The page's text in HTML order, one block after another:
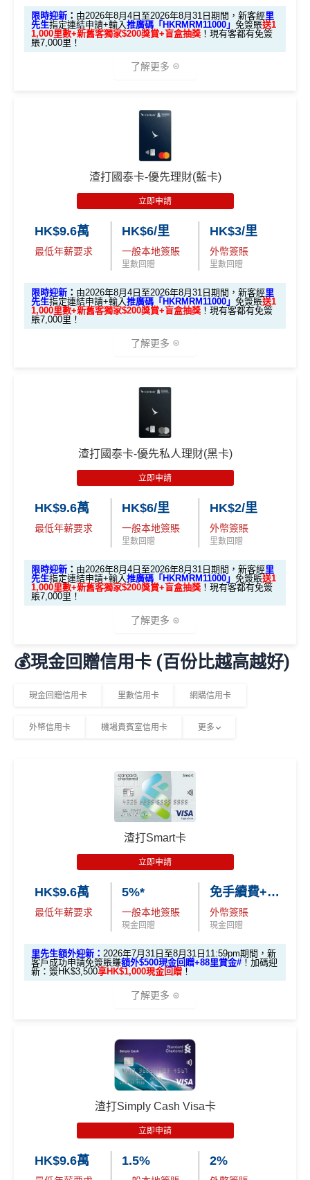
限時迎新 ： 由2026年8月4日至2026年8月31日期間，新客經里
先生指定連結申請+輸入 推廣碼「HKRMRM11000」 免簽賬送1
1,000里數+新舊客獨家$200獎賞+盲盒抽獎 ！現有客都有免簽
賬7,000里！
了解更多
客戶迎新
優惠期：2026年8月4日至2026年8月31日
✅經里先生指定連結+輸入里先生推廣碼「HKRMRM1
申請渣打國泰Mastercard：
MrMiles.hk/cathay-
card-apply，成功批卡後，新客免簽賬先送11,000里數
❗️
里先生推廣碼： HKRMRM11000 複製
✅申請完填
里賞金@❗️【由里先生派出】
里)
基本里數同埋近新里數存入時間有啲唔同，詳情睇返
Asia Miles迎新
額外里數將會於信用卡獲發出後5個月內加入指定的國
國泰新會員登記：MrMiles.hk/new-am（做咗會員先申
請到渣打國泰卡）
現有客戶：
渣打信用卡現有客戶**一定要經里先生指定連結+輸入
ercard：MrMiles.hk/cathay-card-apply
C. 《超級10周年限定版》盲盒：
🎁不論全新信用卡客戶*定現有信用卡客戶**推廣期內成功
於10月11日或之前獲批卡更保證100%有獎！盲盒獎賞超
豐富，有過萬份獎品、 合共3,000萬里數等你抽：
✈️ 1,000,000里數大獎 (夠換4張歐洲商務艙 及 4張日本
商務艙來回機票^^)；
🍎 超過HK$200萬Apple Gift Card (面值 HK$10,000/ H
K$5,000/ HK$2,000)；
🧳 國泰 x Samsonite 20吋限量版行李箱；
🍽️ LUBUDS 3個月會籍及價值HK$1,000現金券；
「盲盒」推廣期：2026年7月31日至9月20日 抽獎詳情：
www.sc.com/hk/cxluckydrawr3
條款細則：
om/hk/content/docs/hk-cc-cx-luckydraw-r3-tnc.pdf
MrMiles.hk/cathay-card-appl
y
(全新信用卡客戶*經里先生指定連結申請+輸入推廣碼「H
KRMRM11000」
免簽賬送多HK$200獎賞+里先生派出38
新會員里賞金@+11,000里數
渣打國泰卡-優先理財(藍卡)
立即申請
HK$9.6萬
最低年薪要求
HK$6/里
一般本地簽賬
里數回贈
HK$3/里
外幣簽賬
里數回贈
限時迎新 ： 由2026年8月4日至2026年8月31日期間，新客經里
先生指定連結申請+輸入 推廣碼「HKRMRM11000」 免簽賬送1
1,000里數+新舊客獨家$200獎賞+盲盒抽獎 ！現有客都有免簽
賬7,000里！
了解更多
客戶迎新
優惠期：2026年8月1日至2026年8月31日
✅經里先生指定連結+輸入里先生推廣碼「HKRMRM1
申請渣打國泰Mastercard：
MrMiles.hk/cathay-
card-apply，成功批卡後，新客免簽賬先送11,000里數
❗️
里先生推廣碼： HKRMRM11000 複製
✅申請完填
里賞金@❗️【由里先生派出】
迎新里數：
簽HK$40,000：賺高達30,000里數(HK$1.33=1
基本里數同埋近新里數存入時間有啲唔同，詳情睇返
國泰新會員登記：
MrMiles.hk/new-am
（做咗會員先申
請到渣打國泰卡）
B. 渣打信用卡 現有客戶：
渣打信用卡現有客戶**一定要經里先生指定連結+輸入
里先生推廣碼「HKRMRM11000」
申請渣打國泰Mast
里賞金 ❗️【由里先生派出】
C. 《超級10周年限定版》盲盒：
🎁不論全新信用卡客戶*定現有信用卡客戶**推廣期內成功
申請渣打國泰Mastercard後，即可自動參加盲盒抽獎，並
於10月11日或之前獲批卡更保證100%有獎！盲盒獎賞超
豐富，有過萬份獎品、 合共3,000萬里數等你抽：
渣打國泰卡-優先私人理財(黑卡)
立即申請
HK$9.6萬
最低年薪要求
HK$6/里
一般本地簽賬
里數回贈
HK$2/里
外幣簽賬
里數回贈
限時迎新 ： 由2026年8月4日至2026年8月31日期間，新客經里
先生指定連結申請+輸入推廣碼「HKRMRM11000」 免簽賬送1
1,000里數+新舊客獨家$200獎賞+盲盒抽獎 ！現有客都有免簽
賬7,000里！
了解更多
🎁迎新禮遇
A. 渣打信用卡
全新客戶迎新
申請渣打國泰Mastercard：MrMiles.hk/cathay-
，成功批卡後，新客免簽賬先送
HKRMRM11000
0獎賞+新會員38
里賞金@
❗️【由里先生派出】
✅成功批卡後首兩個月內，簽滿指定金額可以賺以下
簽HK$5,000：賺高達10,000里數(HK$0.5=1里)
簽HK$40,000：賺高達40,000里數(HK$1=1里)
簽HK$110,000：賺高達120,000里數
基本里數同埋近新里數存入時間有啲唔同，詳情睇返
攻略。
額外里數將會於信用卡獲發出後5個月內加入指定的國
泰會員賬戶內。
國泰新會員登記：
MrMiles.hk/new-am
（做咗會員先申
B. 渣打信用卡 現有客戶：
💰現金回贈信用卡 (百份比越高越好)
現金回贈信用卡 里數信用卡 網購信用卡
外幣信用卡 機場貴賓室信用卡 更多
渣打Smart卡
立即申請
HK$9.6萬
最低年薪要求
5%*
一般本地簽賬
現金回贈
免手續費+0.56%
外幣簽賬
現金回贈
里先生額外迎新： 2026年7月31日至8月31日11:59pm期間，新
客戶成功申請免簽賬賺額外$500現金回贈+88里賞金# ！ 加碼迎
新：簽HK$3,500享HK$1,000現金回贈 ！
了解更多
渣打Smart 卡迎新｜賺高達HK$1,500
2026年7月31日至8月31日11:59pm
贈，獎賞由渣打提供。
渣打Simply Cash Visa卡
立即申請
HK$9.6萬 1.5% 2%